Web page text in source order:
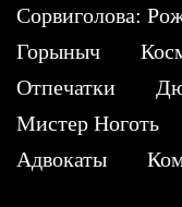
Сорвиголова:
Горыныч
Отпечатки
Мистер Ноготь
Адвокаты